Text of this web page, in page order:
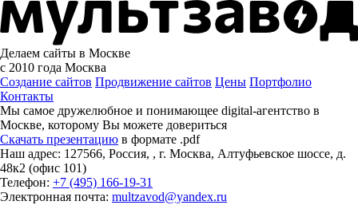
Делаем сайты в Москве
с 2010 года Москва
Создание сайтов Продвижение сайтов Цены Портфолио
Контакты
Мы самое дружелюбное и понимающее digital-агентство в
Москве, которому Вы можете довериться
Скачать презентацию в формате .pdf
Наш адрес: 127566, Россия, , г. Москва, Алтуфьевское шоссе, д.
48к2 (офис 101)
Телефон: +7 (495) 166-19-31
Электронная почта: multzavod@yandex.ru